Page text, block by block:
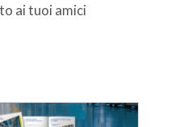
ai tuoi amici